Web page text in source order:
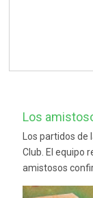
Los
Los partidos
Club. El equipo
amistosos